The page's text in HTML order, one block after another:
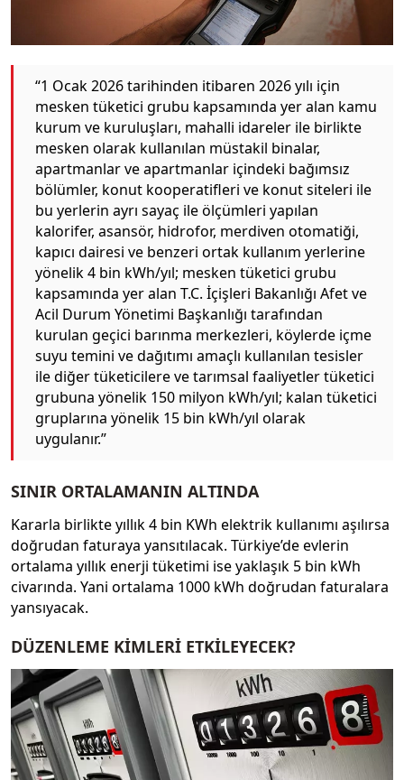
“1 Ocak 2026 tarihinden itibaren 2026 yılı için
mesken tüketici grubu kapsamında yer alan kamu
kurum ve kuruluşları, mahalli idareler ile birlikte
mesken olarak kullanılan müstakil binalar,
apartmanlar ve apartmanlar içindeki bağımsız
bölümler, konut kooperatifleri ve konut siteleri ile
bu yerlerin ayrı sayaç ile ölçümleri yapılan
kalorifer, asansör, hidrofor, merdiven otomatiği,
kapıcı dairesi ve benzeri ortak kullanım yerlerine
yönelik 4 bin kWh/yıl; mesken tüketici grubu
kapsamında yer alan T.C. İçişleri Bakanlığı Afet ve
Acil Durum Yönetimi Başkanlığı tarafından
kurulan geçici barınma merkezleri, köylerde içme
suyu temini ve dağıtımı amaçlı kullanılan tesisler
ile diğer tüketicilere ve tarımsal faaliyetler tüketici
grubuna yönelik 150 milyon kWh/yıl; kalan tüketici
gruplarına yönelik 15 bin kWh/yıl olarak
uygulanır.”
SINIR ORTALAMANIN ALTINDA
Kararla birlikte yıllık 4 bin KWh elektrik kullanımı aşılırsa
doğrudan faturaya yansıtılacak. Türkiye’de evlerin
ortalama yıllık enerji tüketimi ise yaklaşık 5 bin kWh
civarında. Yani ortalama 1000 kWh doğrudan faturalara
yansıyacak.
DÜZENLEME KİMLERİ ETKİLEYECEK?